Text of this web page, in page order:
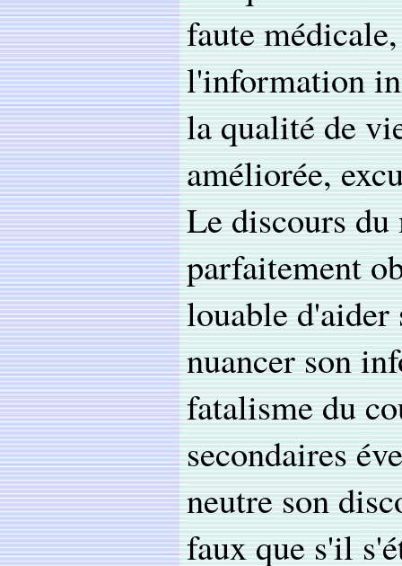
faute
l'information
la qualité de
améliorée,
Le discours
parfaitement
louable
nuancer son
fatalisme du
secondaires
neutre son
faux que s'il